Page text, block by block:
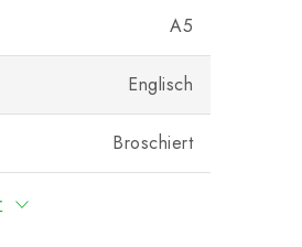
A5
Englisch
Broschiert